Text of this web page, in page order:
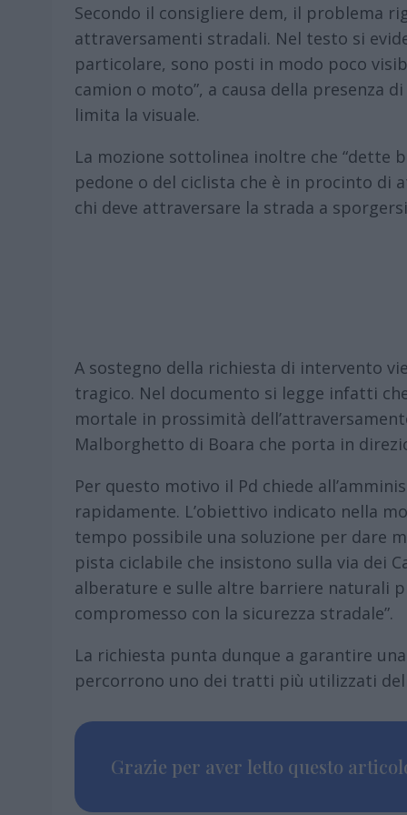
Secondo il consigliere dem, il problema
attraversamenti stradali. Nel testo si
particolare, sono posti in modo poco
camion o moto”, a causa della presenza
limita la visuale.
La mozione sottolinea inoltre che “dette
pedone o del ciclista che è in procinto di
chi deve attraversare la strada a
A sostegno della richiesta di intervento
tragico. Nel documento si legge infatti
mortale in prossimità
Malborghetto di Boara che porta in
Per questo motivo il Pd chiede
rapidamente. L’obiettivo indicato nella
tempo possibile una soluzione per dare
pista ciclabile che insistono sulla via dei
alberature e sulle altre barriere naturali
compromesso con la sicurezza stradale”.
La richiesta punta dunque a garantire
percorrono uno dei tratti più utilizzati
Grazie per aver letto questo